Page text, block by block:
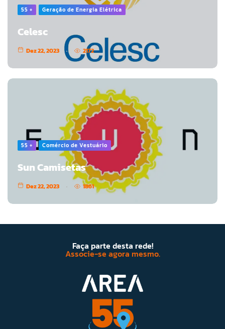
55 + Geração de Energia Elétrica
Celesc
Dez 22, 2023 2172
55 + Comércio de Vestuário
Sun Camisetas
Dez 22, 2023 1861
Faça parte desta rede!
Associe-se agora mesmo.